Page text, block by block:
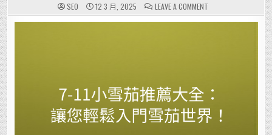
SEO 12 3 月, 2025 LEAVE A COMMENT
7-
11
輕
鬆
入
門
雪